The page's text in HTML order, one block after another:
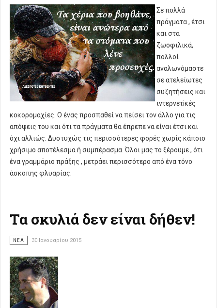
Σε πολλά
πράγματα , έτσι
και στα
ζωοφιλικά,
πολλοί
αναλωνόμαστε
σε ατελείωτες
συζητήσεις και
ιντερνετiκές
κοκορομαχίες. Ο ένας προσπαθεί να πείσει τον άλλο για τις
απόψεις του και ότι τα πράγματα θα έπρεπε να είναι έτσι και
όχι αλλιώς. Δυστυχώς τις περισσότερες φορές χωρίς κάποιο
χρήσιμο αποτέλεσμα ή συμπέρασμα. Όλοι μας το ξέρουμε , ότι
ένα γραμμάριο πράξης , μετράει περισσότερο από ένα τόνο
άσκοπης φλυαρίας.
Τα σκυλιά δεν είναι δήθεν!
ΝΈΑ 30 Ιανουαρίου 2015